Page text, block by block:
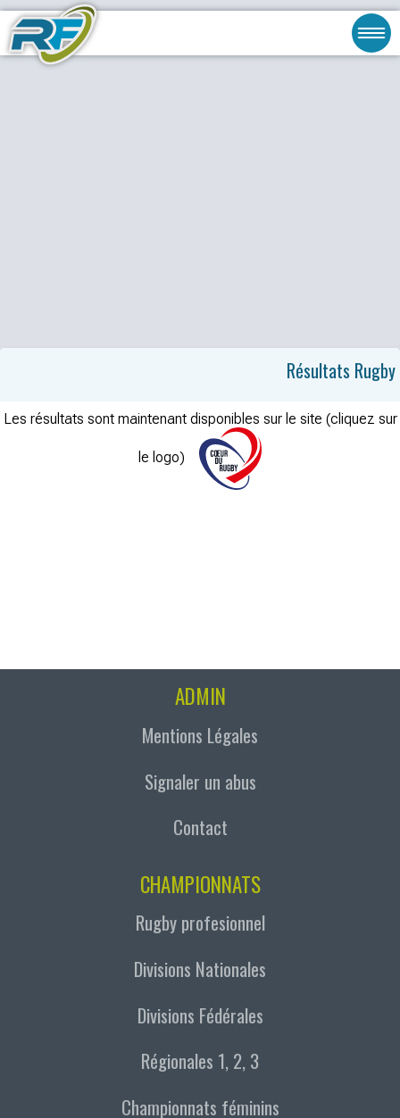
Résultats Rugby
Les résultats sont maintenant disponibles sur le site (cliquez sur
le logo)
ADMIN
Mentions Légales
Signaler un abus
Contact
CHAMPIONNATS
Rugby profesionnel
Divisions Nationales
Divisions Fédérales
Régionales 1, 2, 3
Championnats féminins